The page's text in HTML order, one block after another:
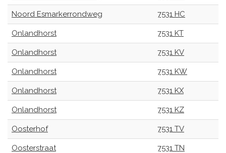
Noord Esmarkerrondweg 7531 HC
Onlandhorst 7531 KT
Onlandhorst 7531 KV
Onlandhorst 7531 KW
Onlandhorst 7531 KX
Onlandhorst 7531 KZ
Oosterhof 7531 TV
Oosterstraat 7531 TN